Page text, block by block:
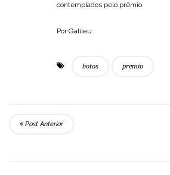
contemplados pelo prêmio.
Por Galileu
botos premio
Post Anterior